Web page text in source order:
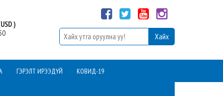
)
ГЭРЭЛТ ИРЭЭДҮЙ КОВИД-19